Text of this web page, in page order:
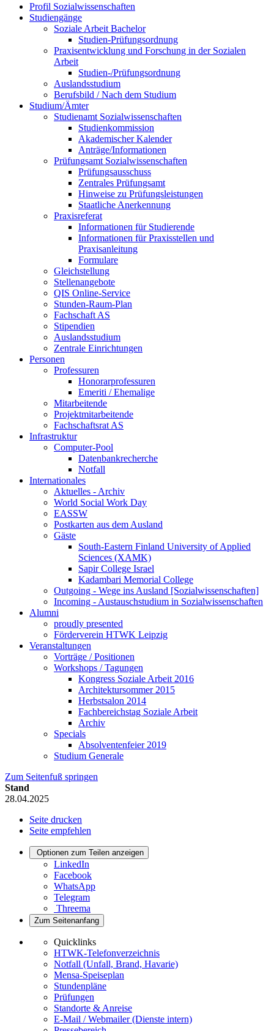
Profil Sozialwissenschaften
Studiengänge
Soziale Arbeit Bachelor
Studien-Prüfungsordnung
Praxisentwicklung und Forschung in der Sozialen
Arbeit
Studien-/Prüfungsordnung
Auslandsstudium
Berufsbild / Nach dem Studium
Studium/Ämter
Studienamt Sozialwissenschaften
Studienkommission
Akademischer Kalender
Anträge/Informationen
Prüfungsamt Sozialwissenschaften
Prüfungsausschuss
Zentrales Prüfungsamt
Hinweise zu Prüfungsleistungen
Staatliche Anerkennung
Praxisreferat
Informationen für Studierende
Informationen für Praxisstellen und
Praxisanleitung
Formulare
Gleichstellung
Stellenangebote
QIS Online-Service
Stunden-Raum-Plan
Fachschaft AS
Stipendien
Auslandsstudium
Zentrale Einrichtungen
Personen
Professuren
Honorarprofessuren
Emeriti / Ehemalige
Mitarbeitende
Projektmitarbeitende
Fachschaftsrat AS
Infrastruktur
Computer-Pool
Datenbankrecherche
Notfall
Internationales
Aktuelles - Archiv
World Social Work Day
EASSW
Postkarten aus dem Ausland
Gäste
South-Eastern Finland University of Applied
Sciences (XAMK)
Sapir College Israel
Kadambari Memorial College
Outgoing - Wege ins Ausland [Sozialwissenschaften]
Incoming - Austauschstudium in Sozialwissenschaften
Alumni
proudly presented
Förderverein HTWK Leipzig
Veranstaltungen
Vorträge / Positionen
Workshops / Tagungen
Kongress Soziale Arbeit 2016
Architektursommer 2015
Herbstsalon 2014
Fachbereichstag Soziale Arbeit
Archiv
Specials
Absolventenfeier 2019
Studium Generale
Zum Seitenfuß springen
Stand
28.04.2025
Seite drucken
Seite empfehlen
Optionen zum Teilen anzeigen
LinkedIn
Facebook
WhatsApp
Telegram
Threema
Zum Seitenanfang
Quicklinks
HTWK-Telefonverzeichnis
Notfall (Unfall, Brand, Havarie)
Mensa-Speiseplan
Stundenpläne
Prüfungen
Standorte & Anreise
E-Mail / Webmailer (Dienste intern)